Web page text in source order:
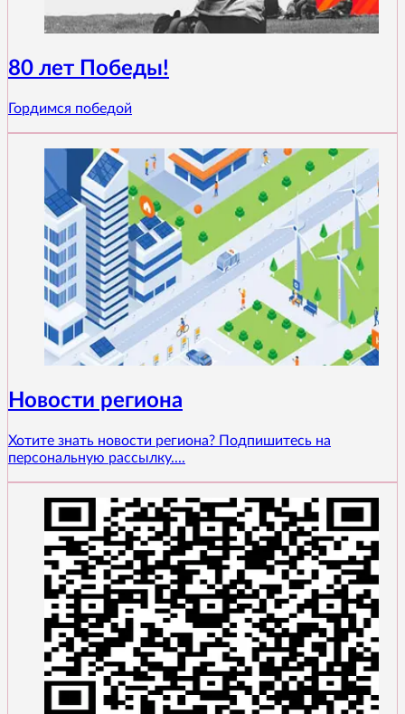
80 лет Победы!
Гордимся победой
Новости региона
Хотите знать новости региона? Подпишитесь на
персональную рассылку....